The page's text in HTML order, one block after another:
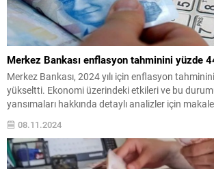
Merkez Bankası enflasyon tahminini yüzde
Merkez Bankası, 2024 yılı için enflasyon
yükseltti. Ekonomi üzerindeki etkileri ve bu
yansımaları hakkında detaylı analizler için
08.11.2024